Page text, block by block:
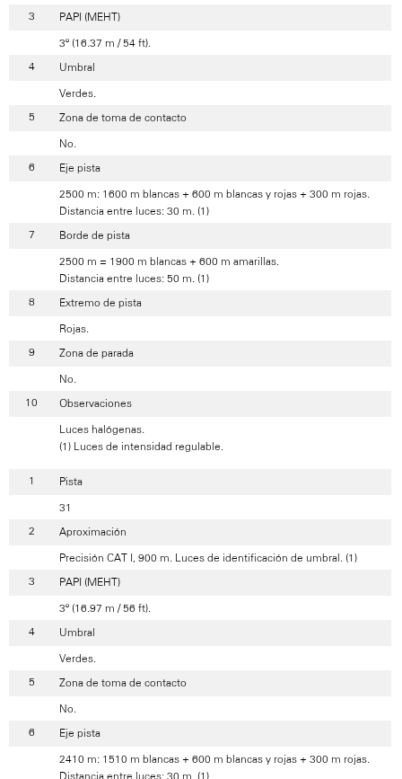
PAPI (MEHT)
3º (16.37 m / 54 ft).
Umbral
Verdes.
Zona de toma de contacto
No.
Eje pista
2500 m: 1600 m blancas + 600 m blancas y rojas + 300 m rojas.
Distancia entre luces: 30 m. (1)
Borde de pista
2500 m = 1900 m blancas + 600 m amarillas.
Distancia entre luces: 50 m. (1)
Extremo de pista
Rojas.
Zona de parada
No.
Observaciones
Luces halógenas.
(1) Luces de intensidad regulable.
Pista
31
Aproximación
Precisión CAT I, 900 m. Luces de identificación de umbral. (1)
PAPI (MEHT)
3º (16.97 m / 56 ft).
Umbral
Verdes.
Zona de toma de contacto
No.
Eje pista
2410 m: 1510 m blancas + 600 m blancas y rojas + 300 m rojas.
Distancia entre luces: 30 m. (1)